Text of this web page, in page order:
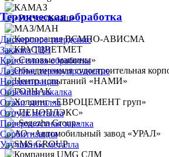
Термическая обработка
Дисперсное твердение
Закалка ТВЧ
Криогенная обработка
Лазерное термоупрочнение
Нормализация
Объёмная закалка
Отжиг металла
Отпуск металла
Поверхностная закалка
Сорбитизация
Улучшение металла